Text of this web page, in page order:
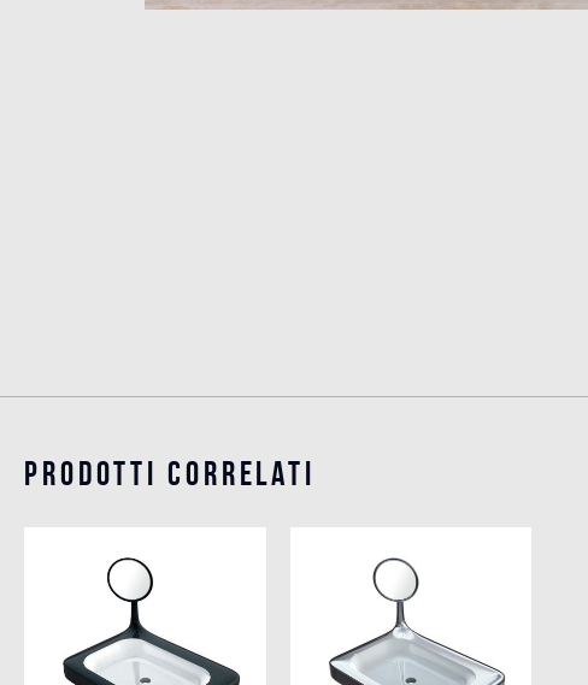
Prodotti Correlati